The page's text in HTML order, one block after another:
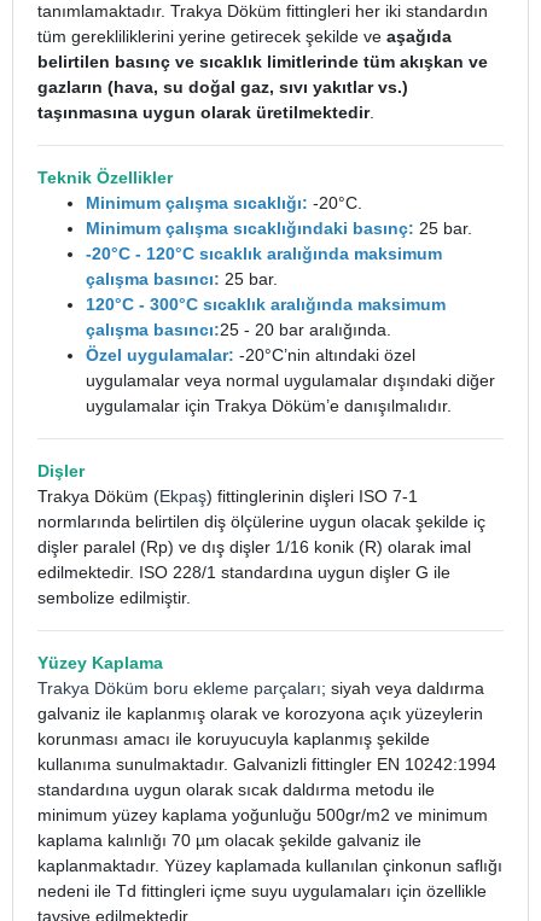
tanımlamaktadır. Trakya Döküm fittingleri her iki standardın
tüm gerekliliklerini yerine getirecek şekilde ve aşağıda
belirtilen basınç ve sıcaklık limitlerinde tüm akışkan ve
gazların (hava, su doğal gaz, sıvı yakıtlar vs.)
taşınmasına uygun olarak üretilmektedir.
Teknik Özellikler
Minimum çalışma sıcaklığı: -20°C.
Minimum çalışma sıcaklığındaki basınç: 25 bar.
-20°C - 120°C sıcaklık aralığında maksimum
çalışma basıncı: 25 bar.
120°C - 300°C sıcaklık aralığında maksimum
çalışma basıncı:25 - 20 bar aralığında.
Özel uygulamalar: -20°C’nin altındaki özel
uygulamalar veya normal uygulamalar dışındaki diğer
uygulamalar için Trakya Döküm’e danışılmalıdır.
Dişler
Trakya Döküm (Ekpaş) fittinglerinin dişleri ISO 7-1
normlarında belirtilen diş ölçülerine uygun olacak şekilde iç
dişler paralel (Rp) ve dış dişler 1/16 konik (R) olarak imal
edilmektedir. ISO 228/1 standardına uygun dişler G ile
sembolize edilmiştir.
Yüzey Kaplama
Trakya Döküm boru ekleme parçaları; siyah veya daldırma
galvaniz ile kaplanmış olarak ve korozyona açık yüzeylerin
korunması amacı ile koruyucuyla kaplanmış şekilde
kullanıma sunulmaktadır. Galvanizli fittingler EN 10242:1994
standardına uygun olarak sıcak daldırma metodu ile
minimum yüzey kaplama yoğunluğu 500gr/m2 ve minimum
kaplama kalınlığı 70 µm olacak şekilde galvaniz ile
kaplanmaktadır. Yüzey kaplamada kullanılan çinkonun saflığı
nedeni ile Td fittingleri içme suyu uygulamaları için özellikle
tavsiye edilmektedir.